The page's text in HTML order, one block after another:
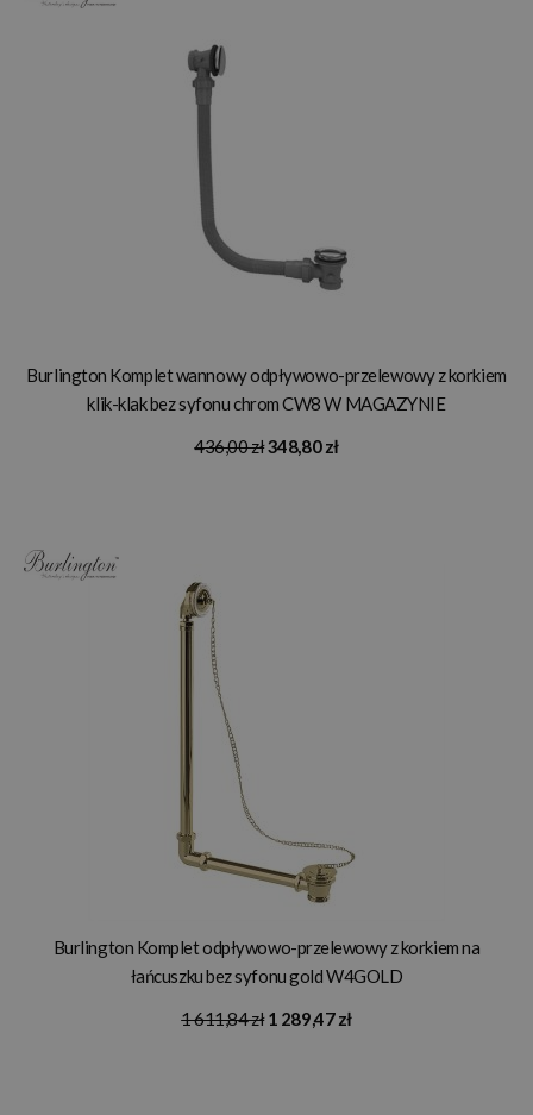
Burlington Komplet wannowy odpływowo-przelewowy z korkiem
klik-klak bez syfonu chrom CW8 W MAGAZYNIE
436,00 zł348,80 zł
Burlington Komplet odpływowo-przelewowy z korkiem na
łańcuszku bez syfonu gold W4GOLD
1 611,84 zł 1 289,47 zł